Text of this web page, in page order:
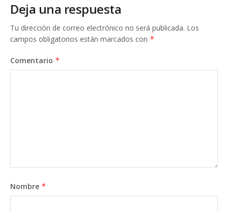
Deja una respuesta
Tu dirección de correo electrónico no será publicada. Los
campos obligatorios están marcados con *
Comentario *
Nombre *